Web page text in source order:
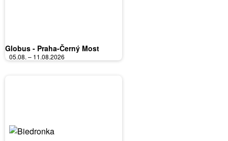
Globus - Praha-Černý Most
05.08. – 11.08.2026